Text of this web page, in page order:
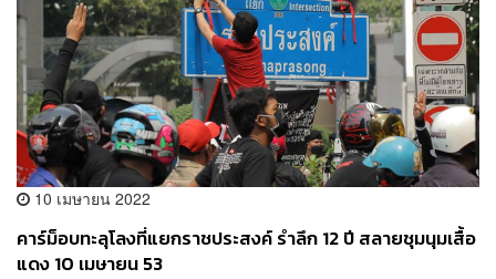
10 เมษายน 2022
คาร์ม็อบทะลุโลงที่แยกราชประสงค์ รำลึก 12 ปี สลายชุมนุมเสื้อ
แดง 10 เมษายน 53